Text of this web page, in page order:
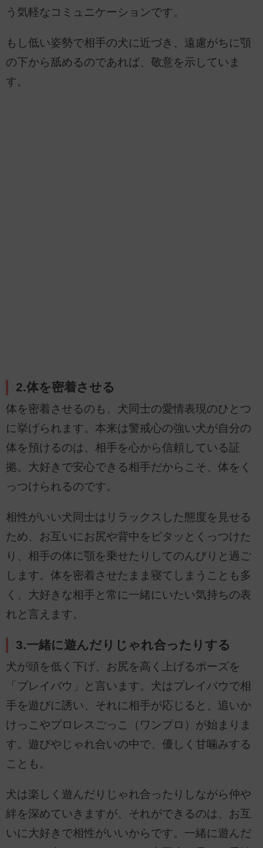
う気軽なコミュニケーションです。
もし低い姿勢で相手の犬に近づき、遠慮がちに顎
の下から舐めるのであれば、敬意を示していま
す。
2.体を密着させる
体を密着させるのも、犬同士の愛情表現のひとつ
に挙げられます。本来は警戒心の強い犬が自分の
体を預けるのは、相手を心から信頼している証
拠。大好きで安心できる相手だからこそ、体をく
っつけられるのです。
相性がいい犬同士はリラックスした態度を見せる
ため、お互いにお尻や背中をピタッとくっつけた
り、相手の体に顎を乗せたりしてのんびりと過ご
します。体を密着させたまま寝てしまうことも多
く、大好きな相手と常に一緒にいたい気持ちの表
れと言えます。
3.一緒に遊んだりじゃれ合ったりする
犬が頭を低く下げ、お尻を高く上げるポーズを
「プレイバウ」と言います。犬はプレイバウで相
手を遊びに誘い、それに相手が応じると、追いか
けっこやプロレスごっこ（ワンプロ）が始まりま
す。遊びやじゃれ合いの中で、優しく甘噛みする
ことも。
犬は楽しく遊んだりじゃれ合ったりしながら仲や
絆を深めていきますが、それができるのは、お互
いに大好きで相性がいいからです。一緒に遊んだ